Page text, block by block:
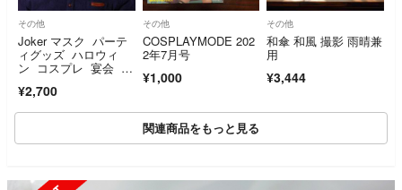
その他
Joker マスク パーテ
ィグッズ ハロウィ
ン コスプレ 宴会 ど
¥2,700
その他
COSPLAYMODE 202
2年7月号
¥1,000
その他
和傘 和風 撮影 雨晴兼
用
¥3,444
関連商品をもっと見る